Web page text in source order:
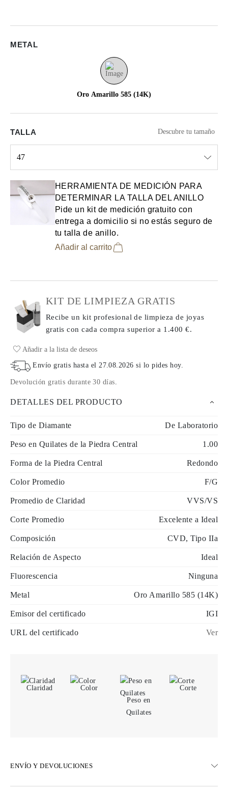
METAL
Oro Amarillo 585 (14K)
TALLA Descubre tu tamaño
47
HERRAMIENTA DE MEDICIÓN PARA
DETERMINAR LA TALLA DEL ANILLO
Pide un kit de medición gratuito con
entrega a domicilio si no estás seguro de
tu talla de anillo.
Añadir al carrito
KIT DE LIMPIEZA GRATIS
Recibe un kit profesional de limpieza de joyas
gratis con cada comprasuperior a 1.400 €.
Añadir a la lista de deseos
Envío gratis hasta el 27.08.2026 si lo pides hoy.
Devolución gratis durante 30 días
DETALLES DEL PRODUCTO
Tipo de Diamante De Laboratorio
Peso en Quilates de la Piedra Central 1.00
Forma de la Piedra Central Redondo
Color Promedio F/G
Promedio de Claridad VVS/VS
Corte Promedio Excelente a Ideal
Composición CVD, Tipo IIa
Relación de Aspecto Ideal
Fluorescencia Ninguna
Metal Oro Amarillo 585 (14K)
Emisor del certificado IGI
URL del certificado Ver
Claridad
Color
Peso en
Quilates
Corte
ENVÍO Y DEVOLUCIONES